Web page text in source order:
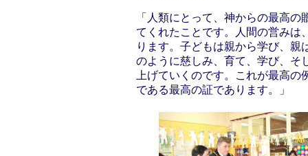
「人類にとって、神からの最高
てくれたことです。人間の営みは
ります。子どもは親から学び、親
のように慈しみ、育て、学び、そ
上げていくのです。これが最高
である最高の証であります。」